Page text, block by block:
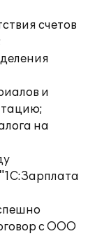
счетов
и
на
с ООО